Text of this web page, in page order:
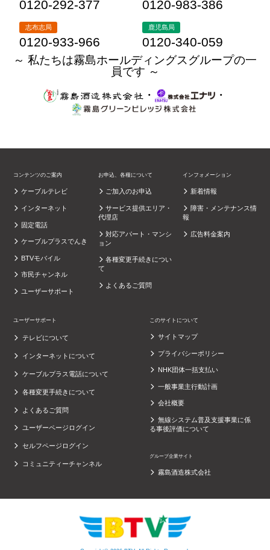
0120-292-377 0120-983-386
志布志局
0120-933-966
鹿児島局
0120-340-059
～ 私たちは霧島ホールディングスグループの一
員です ～
・
・
コンテンツのご案内
ケーブルテレビ
インターネット
固定電話
ケーブルプラスでんき
BTVモバイル
市民チャンネル
ユーザーサポート
お申込、各種について
ご加入のお申込
サービス提供エリア・
代理店
対応アパート・マンシ
ョン
各種変更手続きについ
て
よくあるご質問
インフォメーション
新着情報
障害・メンテナンス情
報
広告料金案内
ユーザーサポート
テレビについて
インターネットについて
ケーブルプラス電話について
各種変更手続きについて
よくあるご質問
ユーザーページログイン
セルフページログイン
コミュニティーチャンネル
このサイトについて
サイトマップ
プライバシーポリシー
NHK団体一括支払い
一般事業主行動計画
会社概要
無線システム普及支援事業に係
る事後評価について
グループ企業サイト
霧島酒造株式会社